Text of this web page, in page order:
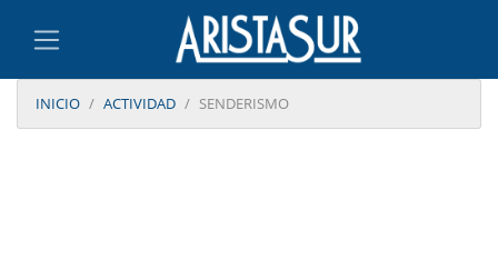
INICIO ACTIVIDAD SENDERISMO